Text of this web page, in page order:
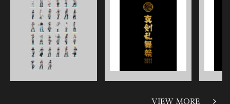
VIEW MORE